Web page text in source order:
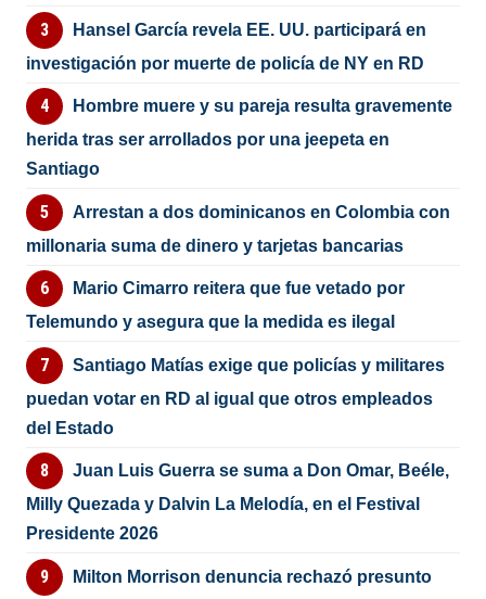
Hansel García revela EE. UU. participará en
investigación por muerte de policía de NY en RD
Hombre muere y su pareja resulta gravemente
herida tras ser arrollados por una jeepeta en
Santiago
Arrestan a dos dominicanos en Colombia con
millonaria suma de dinero y tarjetas bancarias
Mario Cimarro reitera que fue vetado por
Telemundo y asegura que la medida es ilegal
Santiago Matías exige que policías y militares
puedan votar en RD al igual que otros empleados
del Estado
Juan Luis Guerra se suma a Don Omar, Beéle,
Milly Quezada y Dalvin La Melodía, en el Festival
Presidente 2026
Milton Morrison denuncia rechazó presunto